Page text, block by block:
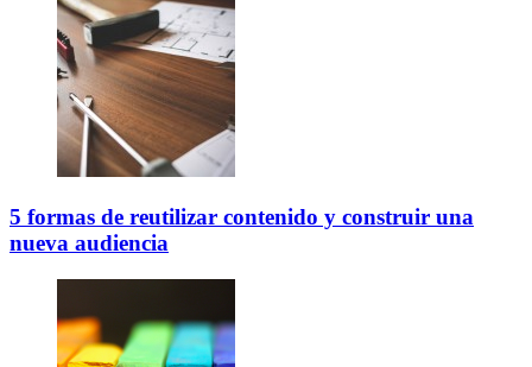
5 formas de reutilizar contenido y construir una
nueva audiencia